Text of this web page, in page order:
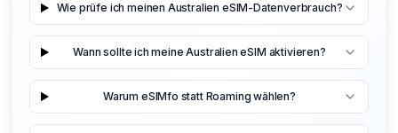
Wie prüfe ich meinen Australien eSIM-Datenverbrauch?
Wann sollte ich meine Australien eSIM aktivieren?
Warum eSIMfo statt Roaming wählen?